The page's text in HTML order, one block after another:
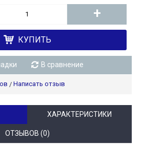
+
КУПИТЬ
В сравнение
/ Написать отзыв
ХАРАКТЕРИСТИКИ
ОТЗЫВОВ (0)